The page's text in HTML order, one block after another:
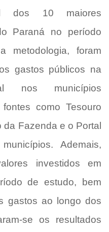
dos 10 maiores
Paraná no período
metodologia, foram
gastos públicos na
nos municípios
como Tesouro
da Fazenda e o Portal
Ademais,
investidos em
de estudo, bem
gastos ao longo dos
se os resultados